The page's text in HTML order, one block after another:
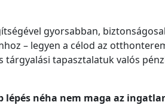
gyorsabban,
– legyen a célod az
tárgyalási tapasztalatuk valós
néha nem maga az